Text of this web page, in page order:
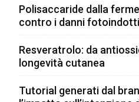
Polisaccaride dalla
contro i danni fotoindotti
Resveratrolo: da
longevità cutanea
Tutorial generati dal